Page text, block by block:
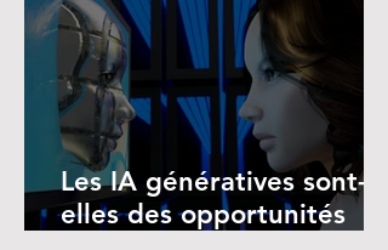
Les IA génératives sont-
elles des opportunités